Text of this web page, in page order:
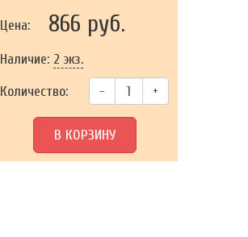
Цена: 866 руб.
Наличие: 2 экз.
Количество:
– +
В КОРЗИНУ